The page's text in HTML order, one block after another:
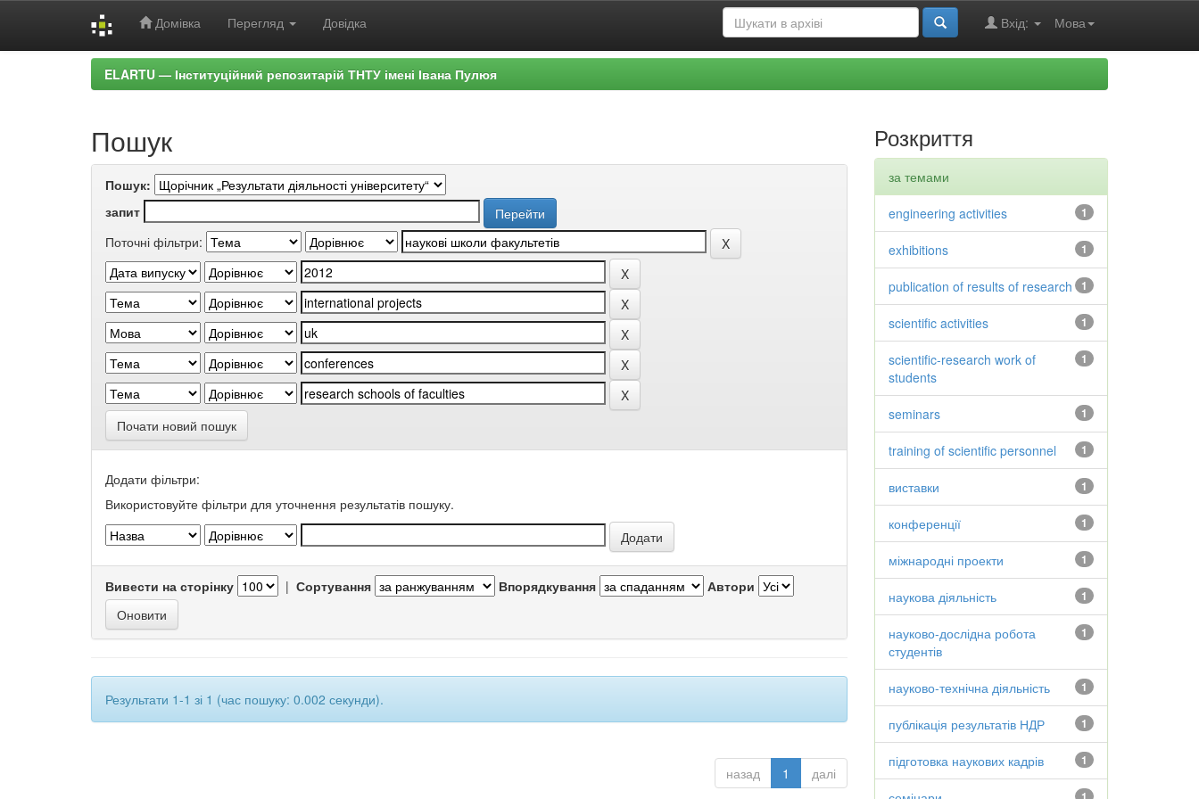
Домівка Перегляд Довідка Мова
Вхід:
ELARTU — Інституційний репозитарій ТНТУ імені Івана Пулюя
Пошук
Пошук:
запит
Поточні фільтри:
Почати новий пошук
Додати фільтри:
Використовуйте фільтри для уточнення результатів пошуку.
Вивести на сторінку | Сортування Впорядкування Автори
Результати 1-1 зі 1 (час пошуку: 0.002 секунди).
назад 1 далі
Розкриття
за темами
1
engineering activities
1
exhibitions
1
publication of results of research
1
scientific activities
1
scientific-research work of
students
1
seminars
1
training of scientific personnel
1
виставки
1
конференції
1
міжнародні проекти
1
наукова діяльність
1
науково-дослідна робота
студентів
1
науково-технічна діяльність
1
публікація результатів НДР
1
підготовка наукових кадрів